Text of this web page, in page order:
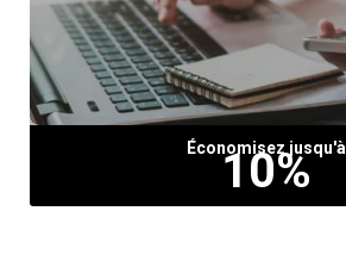
Économisez jusqu'à
10%